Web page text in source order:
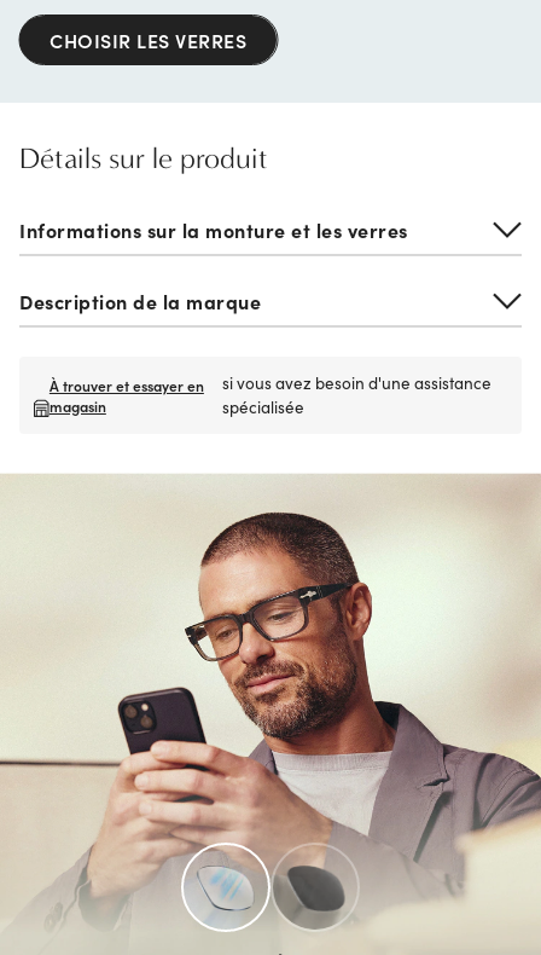
CHOISIR LES VERRES
Détails sur le produit
Informations sur la monture et les verres
Description de la marque
À trouver et essayer en
magasin
si vous avez besoin d'une assistance
spécialisée